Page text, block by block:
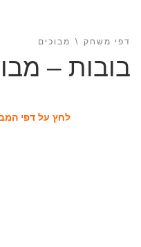
דפי משחק מבוכים
בובות –
לחץ על דפי